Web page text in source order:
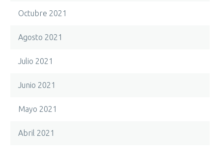
Octubre 2021
Agosto 2021
Julio 2021
Junio 2021
Mayo 2021
Abril 2021